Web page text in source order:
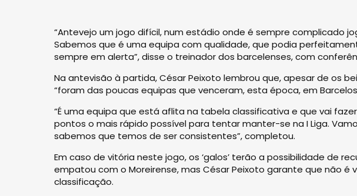
“Antevejo um jogo difícil, num estádio onde é sempre complicado
Sabemos que é uma equipa com qualidade, que podia
sempre em alerta”, disse o treinador dos barcelenses, com
Na antevisão à partida, César Peixoto lembrou que, apesar de os
“foram das poucas equipas que venceram, esta época, em
“É uma equipa que está aflita na tabela classificativa e que vai
pontos o mais rápido possível para tentar manter-se na I Liga.
sabemos que temos de ser consistentes”, completou.
Em caso de vitória neste jogo, os ‘galos’ terão a possibilidade de
empatou com o Moreirense, mas César Peixoto garante que não é
classificação.